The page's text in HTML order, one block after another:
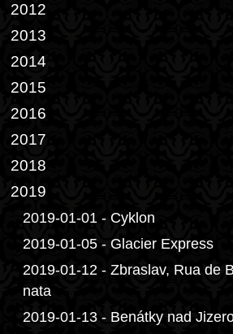
2012
2013
2014
2015
2016
2017
2018
2019
2019-01-01 - Cyklon
2019-01-05 - Glacier Express
2019-01-12 - Zbraslav, Rua de
nata
2019-01-13 - Benátky nad